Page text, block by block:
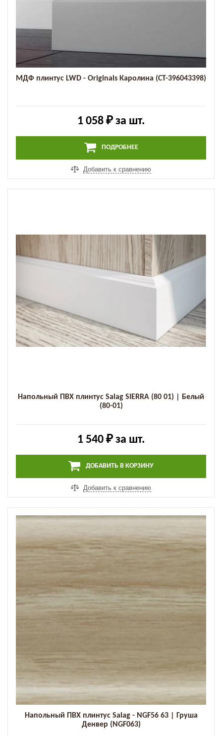
МДФ плинтус LWD - Originals Каролина (СТ-396043398)
1 058 ₽ за шт.
ПОДРОБНЕЕ
Добавить к сравнению
Напольный ПВХ плинтус Salag SIERRA (80 01) | Белый
(80-01)
1 540 ₽ за шт.
ДОБАВИТЬ В КОРЗИНУ
Добавить к сравнению
Напольный ПВХ плинтус Salag - NGF56 63 | Груша
Денвер (NGF063)